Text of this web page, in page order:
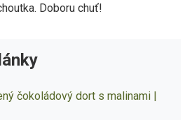
Doboru chuť!
čokoládový dort s malinami |